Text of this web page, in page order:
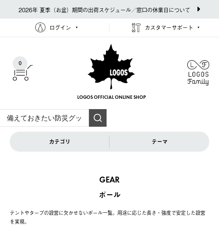
2026年 夏季（お盆）期間の出荷スケジュール／窓口の休業日について
ログイン カスタマーサポート
0
LOGOS OFFICIAL ONLINE SHOP
カテゴリ テーマ
GEAR
ポール
テントやタープの設営に欠かせないポール一覧。用途に応じた長さ・強度で安定した設営
を実現。